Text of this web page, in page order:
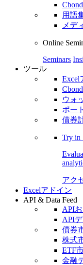
用語
メデ
Online
Seminars
ツール
Excel
ウォ
ポー
債券
Try in
アク
Excelアドイン
API & Data Feed
API
API
債券
株式
ETF
金融